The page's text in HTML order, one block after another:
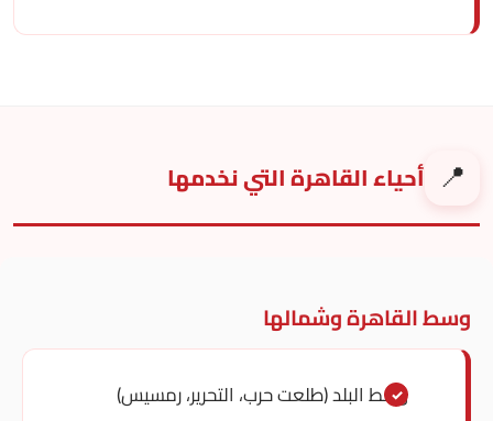
📍 أحياء القاهرة التي نخدمها
وسط القاهرة وشمالها
وسط البلد (طلعت حرب، التحرير، رمسيس)